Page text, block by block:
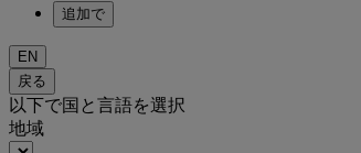
追加で
EN
戻る
以下で国と言語を選択
地域